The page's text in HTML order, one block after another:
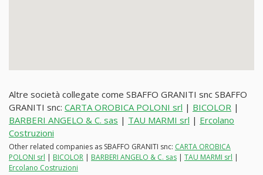
Altre società collegate come SBAFFO GRANITI snc SBAFFO
GRANITI snc: CARTA OROBICA POLONI srl | BICOLOR |
BARBERI ANGELO & C. sas | TAU MARMI srl | Ercolano
Costruzioni
Other related companies as SBAFFO GRANITI snc: CARTA OROBICA
POLONI srl | BICOLOR | BARBERI ANGELO & C. sas | TAU MARMI srl |
Ercolano Costruzioni